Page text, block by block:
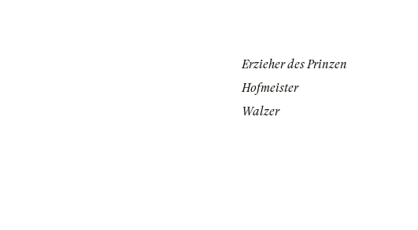
Erzieher des Prinzen
Hofmeister
Walzer